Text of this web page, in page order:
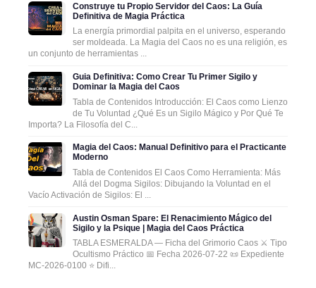
Construye tu Propio Servidor del Caos: La Guía
Definitiva de Magia Práctica
La energía primordial palpita en el universo, esperando
ser moldeada. La Magia del Caos no es una religión, es
un conjunto de herramientas ...
Guia Definitiva: Como Crear Tu Primer Sigilo y
Dominar la Magia del Caos
Tabla de Contenidos Introducción: El Caos como Lienzo
de Tu Voluntad ¿Qué Es un Sigilo Mágico y Por Qué Te
Importa? La Filosofía del C...
Magia del Caos: Manual Definitivo para el Practicante
Moderno
Tabla de Contenidos El Caos Como Herramienta: Más
Allá del Dogma Sigilos: Dibujando la Voluntad en el
Vacío Activación de Sigilos: El ...
Austin Osman Spare: El Renacimiento Mágico del
Sigilo y la Psique | Magia del Caos Práctica
TABLA ESMERALDA — Ficha del Grimorio Caos ⚔️ Tipo
Ocultismo Práctico 📅 Fecha 2026-07-22 📜 Expediente
MC-2026-0100 ⭐ Difi...